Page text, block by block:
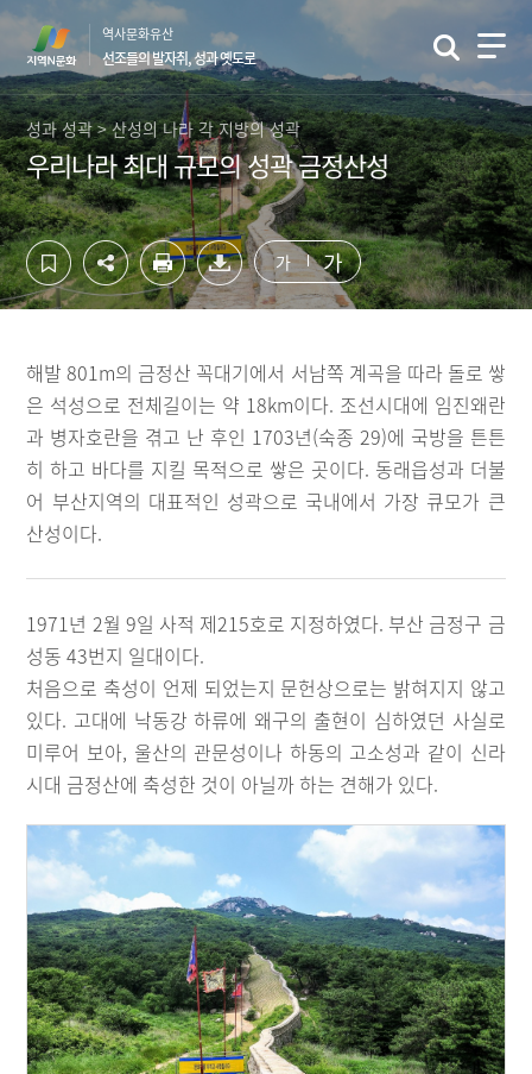
컨
츠
영
역
바
로
가
기
하
영
역
바
로
가
기
역사문화유산
선조들의 발자취, 성과 옛도로
성과 성곽 > 산성의 나라 각 지방의 성곽
우리나라 최대 규모의 성곽 금정산성
가 가
해발 801m의 금정산 꼭대기에서 서남쪽 계곡을 따라 돌로 쌓
은 석성으로 전체길이는 약 18km이다. 조선시대에 임진왜란
과 병자호란을 겪고 난 후인 1703년(숙종 29)에 국방을 튼튼
히 하고 바다를 지킬 목적으로 쌓은 곳이다. 동래읍성과 더불
어 부산지역의 대표적인 성곽으로 국내에서 가장 큐모가 큰
산성이다.
1971년 2월 9일 사적 제215호로 지정하였다. 부산 금정구 금
성동 43번지 일대이다.
처음으로 축성이 언제 되었는지 문헌상으로는 밝혀지지 않고
있다. 고대에 낙동강 하류에 왜구의 출현이 심하였던 사실로
미루어 보아, 울산의 관문성이나 하동의 고소성과 같이 신라
시대 금정산에 축성한 것이 아닐까 하는 견해가 있다.